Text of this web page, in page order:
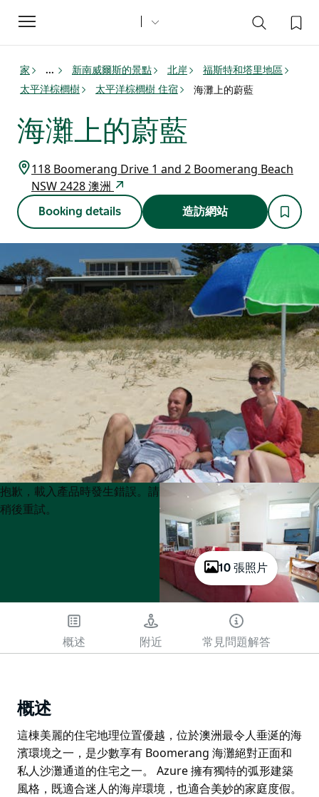
Toggle
navigation
家 ... 新南威爾斯的景點 北岸
福斯特和塔里地區
太平洋棕櫚樹
太平洋棕櫚樹 住宿 海灘上的蔚藍
海灘上的蔚藍
118 Boomerang Drive 1 and 2 Boomerang Beach
NSW 2428 澳洲
Booking details 造訪網站
10 張照片
Product
List
Product
List
抱歉，載入產品時發生錯誤。請
稍後重試。
概述 附近 常見問題解答
概述
這棟美麗的住宅地理位置優越，位於澳洲最令人垂涎的海
濱環境之一，是少數享有 Boomerang 海灘絕對正面和
私人沙灘通道的住宅之一。 Azure 擁有獨特的弧形建築
風格，既適合迷人的海岸環境，也適合美妙的家庭度假。